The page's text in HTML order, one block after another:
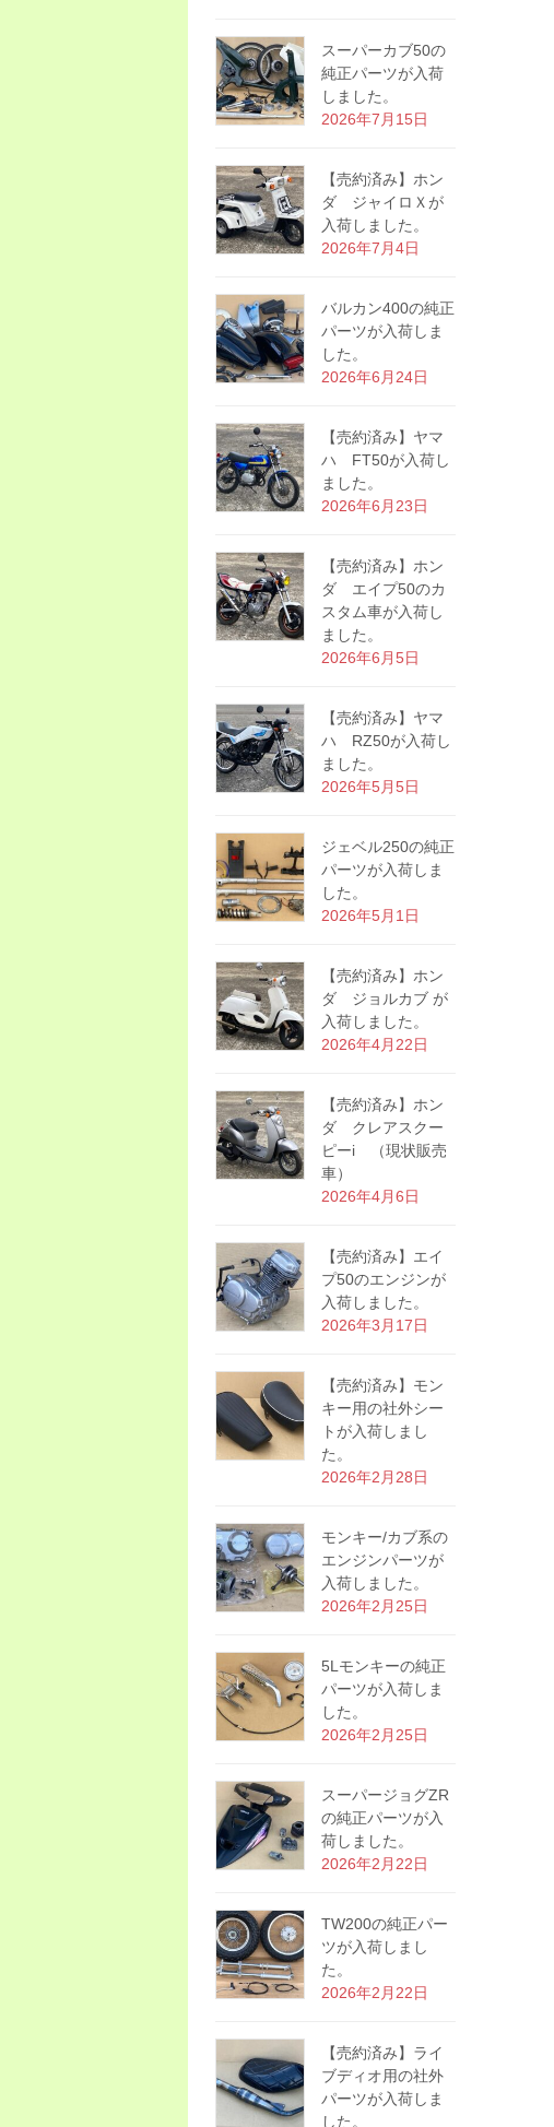
スーパーカブ50の
純正パーツが入荷
しました。
2026年7月15日
【売約済み】ホン
ダ ジャイロＸが
入荷しました。
2026年7月4日
バルカン400の純正
パーツが入荷しま
した。
2026年6月24日
【売約済み】ヤマ
ハ FT50が入荷し
ました。
2026年6月23日
【売約済み】ホン
ダ エイプ50のカ
スタム車が入荷し
ました。
2026年6月5日
【売約済み】ヤマ
ハ RZ50が入荷し
ました。
2026年5月5日
ジェベル250の純正
パーツが入荷しま
した。
2026年5月1日
【売約済み】ホン
ダ ジョルカブ が
入荷しました。
2026年4月22日
【売約済み】ホン
ダ クレアスクー
ピーi （現状販売
車）
2026年4月6日
【売約済み】エイ
プ50のエンジンが
入荷しました。
2026年3月17日
【売約済み】モン
キー用の社外シー
トが入荷しまし
た。
2026年2月28日
モンキー/カブ系の
エンジンパーツが
入荷しました。
2026年2月25日
5Lモンキーの純正
パーツが入荷しま
した。
2026年2月25日
スーパージョグZR
の純正パーツが入
荷しました。
2026年2月22日
TW200の純正パー
ツが入荷しまし
た。
2026年2月22日
【売約済み】ライ
ブディオ用の社外
パーツが入荷しま
した。